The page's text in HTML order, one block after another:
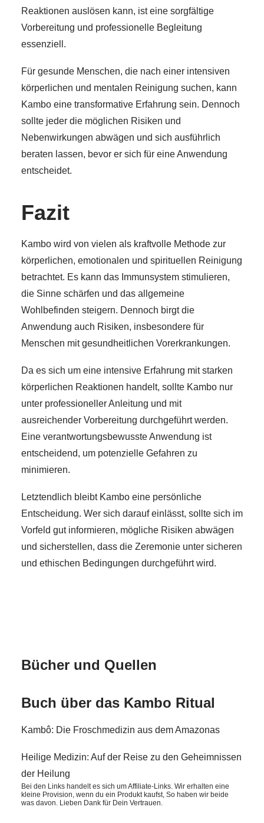
Reaktionen auslösen kann, ist eine sorgfältige
Vorbereitung und professionelle Begleitung
essenziell.
Für gesunde Menschen, die nach einer intensiven
körperlichen und mentalen Reinigung suchen, kann
Kambo eine transformative Erfahrung sein. Dennoch
sollte jeder die möglichen Risiken und
Nebenwirkungen abwägen und sich ausführlich
beraten lassen, bevor er sich für eine Anwendung
entscheidet.
Fazit
Kambo wird von vielen als kraftvolle Methode zur
körperlichen, emotionalen und spirituellen Reinigung
betrachtet. Es kann das Immunsystem stimulieren,
die Sinne schärfen und das allgemeine
Wohlbefinden steigern. Dennoch birgt die
Anwendung auch Risiken, insbesondere für
Menschen mit gesundheitlichen Vorerkrankungen.
Da es sich um eine intensive Erfahrung mit starken
körperlichen Reaktionen handelt, sollte Kambo nur
unter professioneller Anleitung und mit
ausreichender Vorbereitung durchgeführt werden.
Eine verantwortungsbewusste Anwendung ist
entscheidend, um potenzielle Gefahren zu
minimieren.
Letztendlich bleibt Kambo eine persönliche
Entscheidung. Wer sich darauf einlässt, sollte sich im
Vorfeld gut informieren, mögliche Risiken abwägen
und sicherstellen, dass die Zeremonie unter sicheren
und ethischen Bedingungen durchgeführt wird.
Bücher und Quellen
Buch über das Kambo Ritual
Kambô: Die Froschmedizin aus dem Amazonas
Heilige Medizin: Auf der Reise zu den Geheimnissen
der Heilung
Bei den Links handelt es sich um Affiliate-Links. Wir erhalten eine
kleine Provision, wenn du ein Produkt kaufst, So haben wir beide
was davon. Lieben Dank für Dein Vertrauen.